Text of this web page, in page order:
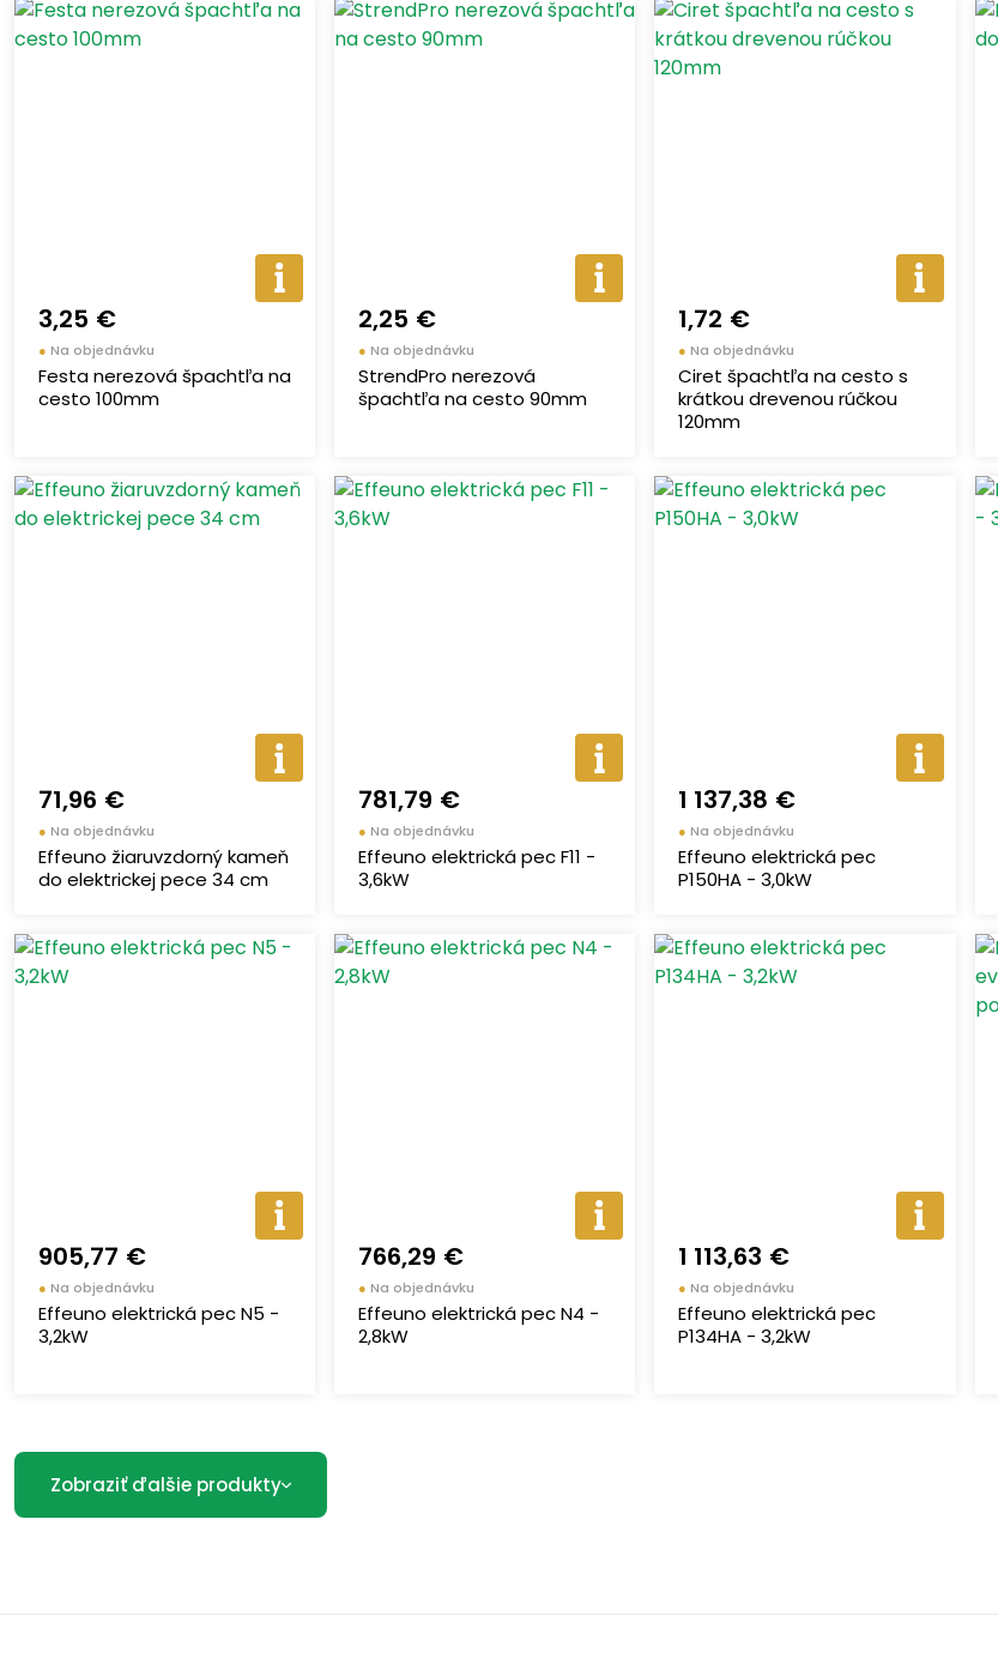
3,25 €
● Na objednávku
Festa nerezová špachtľa na
cesto 100mm
2,25 €
●Na objednávku
StrendPro nerezová
špachtľa na cesto 90mm
1,72 €
●Na objednávku
Ciret špachtľa na cesto s
krátkou drevenou rúčkou
120mm
71,96 €
● Na objednávku
Effeuno žiaruvzdorný kameň
do elektrickej pece 34 cm
781,79 €
●Na objednávku
Effeuno elektrická pec F11 -
3,6kW
1 137,38 €
●Na objednávku
Effeuno elektrická pec
P150HA - 3,0kW
905,77 €
● Na objednávku
Effeuno elektrická pec N5 -
3,2kW
766,29 €
●Na objednávku
Effeuno elektrická pec N4 -
2,8kW
1 113,63 €
●Na objednávku
Effeuno elektrická pec
P134HA - 3,2kW
Zobraziť ďalšie produkty